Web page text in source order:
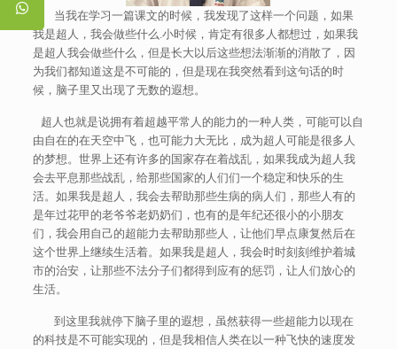
当我在学习一篇课文的时候，我发现了这样一个问题，如果
我是超人，我会做些什么.小时候，肯定有很多人都想过，如果我
是超人我会做些什么，但是长大以后这些想法渐渐的消散了，因
为我们都知道这是不可能的，但是现在我突然看到这句话的时
候，脑子里又出现了无数的遐想。
超人也就是说拥有着超越平常人的能力的一种人类，可能可以自
由自在的在天空中飞，也可能力大无比，成为超人可能是很多人
的梦想。世界上还有许多的国家存在着战乱，如果我成为超人我
会去平息那些战乱，给那些国家的人们们一个稳定和快乐的生
活。如果我是超人，我会去帮助那些生病的病人们，那些人有的
是年过花甲的老爷爷老奶奶们，也有的是年纪还很小的小朋友
们，我会用自己的超能力去帮助那些人，让他们早点康复然后在
这个世界上继续生活着。如果我是超人，我会时时刻刻维护着城
市的治安，让那些不法分子们都得到应有的惩罚，让人们放心的
生活。
到这里我就停下脑子里的遐想，虽然获得一些超能力以现在
的科技是不可能实现的，但是我相信人类在以一种飞快的速度发